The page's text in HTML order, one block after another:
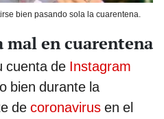
bien pasando sola la cuarentena.
mal en cuarentena
cuenta de Instagram
bien durante la
de coronavirus en el